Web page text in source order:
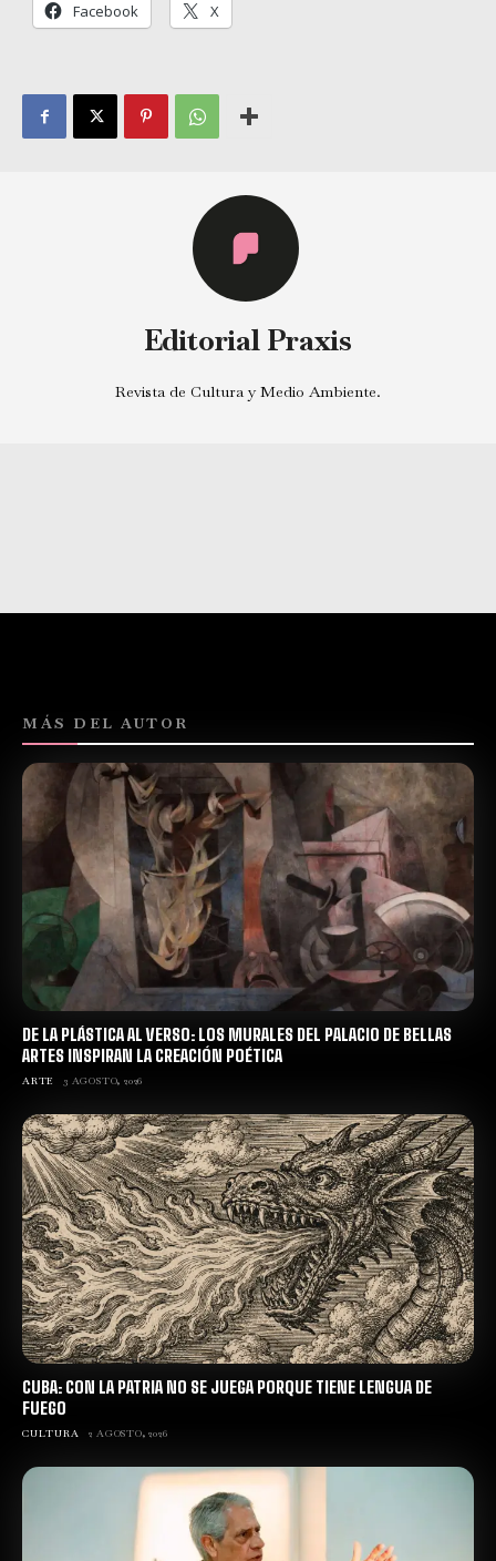
Facebook X
Editorial Praxis
Revista de Cultura y Medio Ambiente.
MÁS DEL AUTOR
DE LA PLÁSTICA AL VERSO: LOS MURALES DEL PALACIO DE BELLAS
ARTES INSPIRAN LA CREACIÓN POÉTICA
ARTE 3 AGOSTO, 2026
CUBA: CON LA PATRIA NO SE JUEGA PORQUE TIENE LENGUA DE
FUEGO
CULTURA 2 AGOSTO, 2026